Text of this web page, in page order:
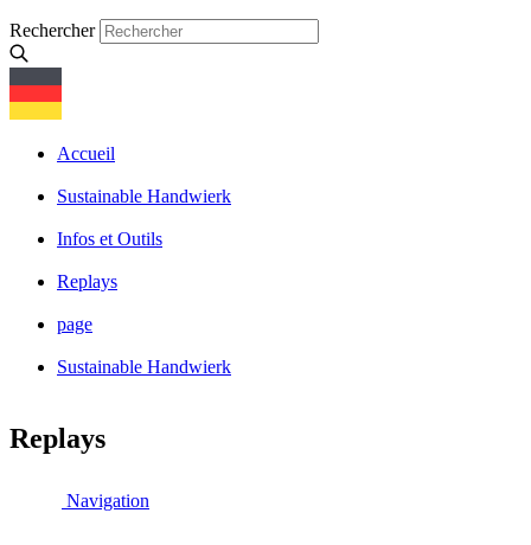
Rechercher
Accueil
Sustainable Handwierk
Infos et Outils
Replays
page
Sustainable Handwierk
Replays
Navigation